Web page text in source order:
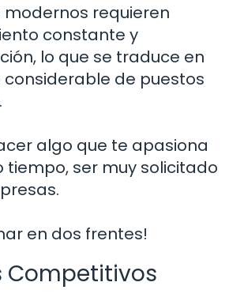
modernos requieren
constante y
lo que se traduce en
considerable de puestos
algo que te apasiona
tiempo, ser muy solicitado
en dos frentes!
Competitivos